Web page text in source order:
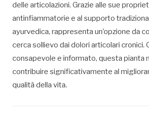
delle articolazioni. Grazie alle sue
antinfiammatorie e al supporto
ayurvedica, rappresenta un’opzione da
cerca sollievo dai dolori articolari cronici.
consapevole e informato, questa pianta
contribuire significativamente al
qualità della vita.